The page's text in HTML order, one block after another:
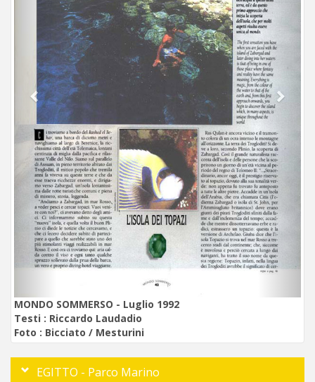
MONDO SOMMERSO - Luglio 1992
Testi : Riccardo Laudadio
Foto : Bicciato / Mesturini
EGITTO - Parco Marino